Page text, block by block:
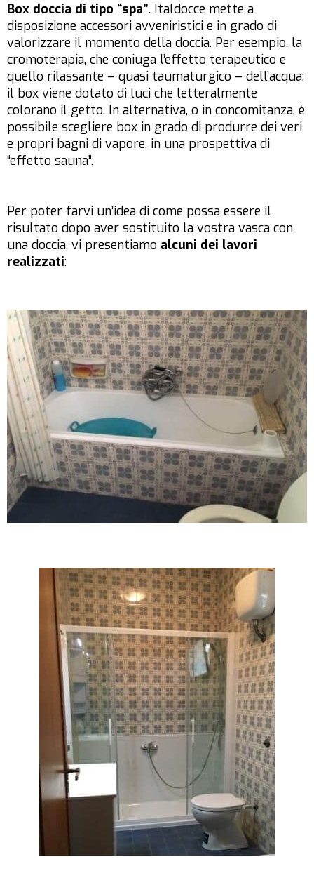
Box doccia di tipo “spa”. Italdocce mette a
disposizione accessori avveniristici e in grado di
valorizzare il momento della doccia. Per esempio, la
cromoterapia, che coniuga l’effetto terapeutico e
quello rilassante – quasi taumaturgico – dell’acqua:
il box viene dotato di luci che letteralmente
colorano il getto. In alternativa, o in concomitanza, è
possibile scegliere box in grado di produrre dei veri
e propri bagni di vapore, in una prospettiva di
“effetto sauna”.
Per poter farvi un’idea di come possa essere il
risultato dopo aver sostituito la vostra vasca con
una doccia, vi presentiamo alcuni dei lavori
realizzati: